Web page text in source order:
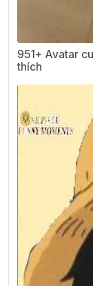
951+ Avatar
thích